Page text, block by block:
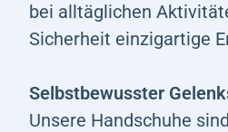
bei alltäglichen
Sicherheit einzigartige
Selbstbewusster
Unsere Handschuhe